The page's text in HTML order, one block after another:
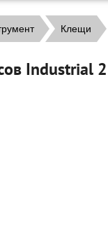
Клещи
Industrial